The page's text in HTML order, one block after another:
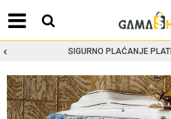
SIGURNO PLAĆANJE